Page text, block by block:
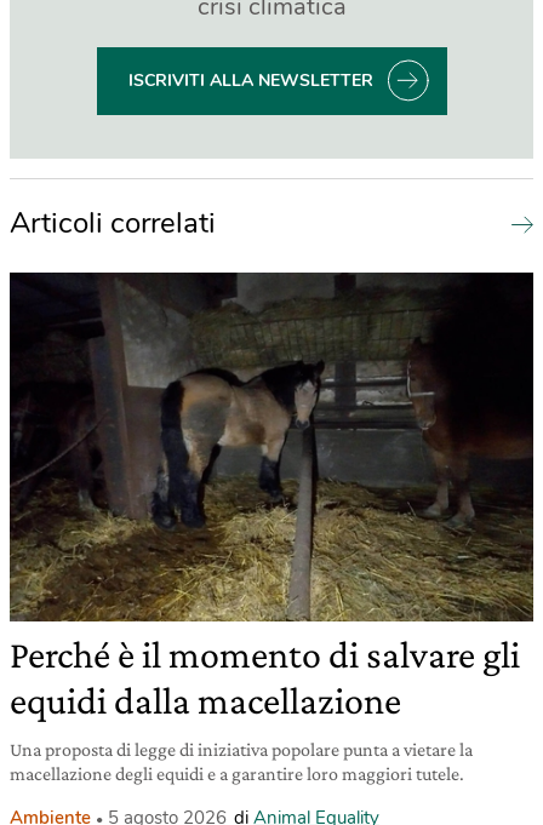
ISCRIVITI ALLA NEWSLETTER
Articoli correlati
Perché è il momento di salvare gli
equidi dalla macellazione
Una proposta di legge di iniziativa popolare punta a vietare la
macellazione degli equidi e a garantire loro maggiori tutele.
Ambiente 5 agosto 2026 di Animal Equality